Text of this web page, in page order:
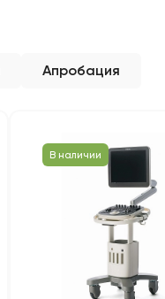
Апробация
В наличии